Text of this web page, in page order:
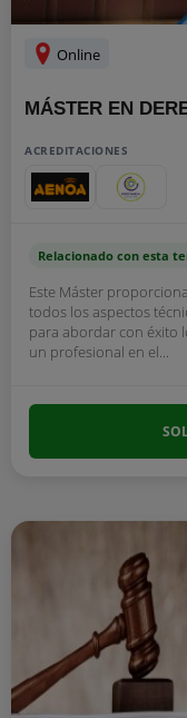
Online
MÁSTER EN
ACREDITACIONES
Relacionado con esta
Este Máster
todos los aspectos
para abordar con éxito
un profesional en el...